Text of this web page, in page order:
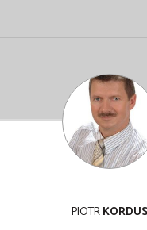
PIOTRKORDUS